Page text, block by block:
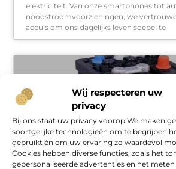
Wij respecteren uw
privacy
Bij ons staat uw privacy voorop.We maken
soortgelijke technologieën om te begrijpen
gebruikt én om uw ervaring zo waardevol
Cookies hebben diverse functies, zoals het
gepersonaliseerde advertenties en het
elektriciteit. Van onze smartphones tot
noodstroomvoorzieningen, we
accu’s om ons dagelijks leven soepel te